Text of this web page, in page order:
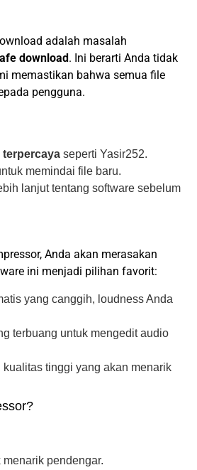
adalah masalah
download. Ini berarti Anda tidak
memastikan bahwa semua file
pengguna.
seperti Yasir252.
memindai file baru.
lanjut tentang software sebelum
Anda akan merasakan
ini menjadi pilihan favorit:
yang canggih, loudness Anda
terbuang untuk mengedit audio
kualitas tinggi yang akan menarik
pendengar.